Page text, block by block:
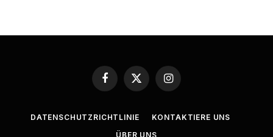
Facebook
X
(Twitter)
Instagram
DATENSCHUTZRICHTLINIE
KONTAKTIERE UNS
ÜBER UNS